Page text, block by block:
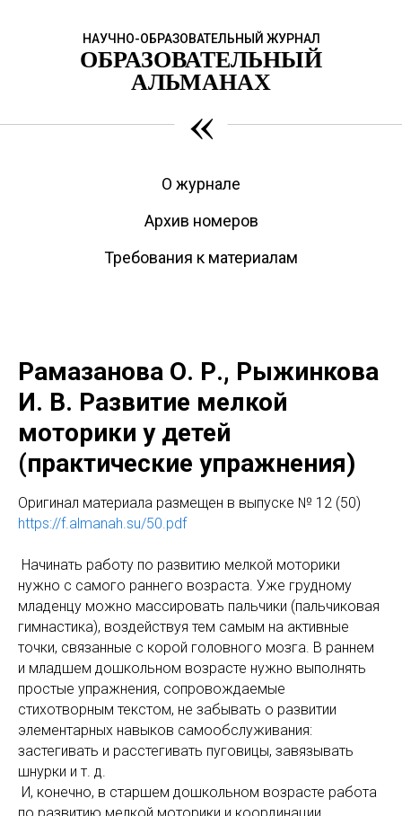
НАУЧНО-ОБРАЗОВАТЕЛЬНЫЙ ЖУРНАЛ
ОБРАЗОВАТЕЛЬНЫЙ
АЛЬМАНАХ
«
О журнале
Архив номеров
Требования к материалам
Рамазанова О. Р., Рыжинкова
И. В. Развитие мелкой
моторики у детей
(практические упражнения)
Оригинал материала размещен в выпуске № 12 (50)
https://f.almanah.su/50.pdf
Начинать работу по развитию мелкой моторики
нужно с самого раннего возраста. Уже грудному
младенцу можно массировать пальчики (пальчиковая
гимнастика), воздействуя тем самым на активные
точки, связанные с корой головного мозга. В раннем
и младшем дошкольном возрасте нужно выполнять
простые упражнения, сопровождаемые
стихотворным текстом, не забывать о развитии
элементарных навыков самообслуживания:
застегивать и расстегивать пуговицы, завязывать
шнурки и т. д.
И, конечно, в старшем дошкольном возрасте работа